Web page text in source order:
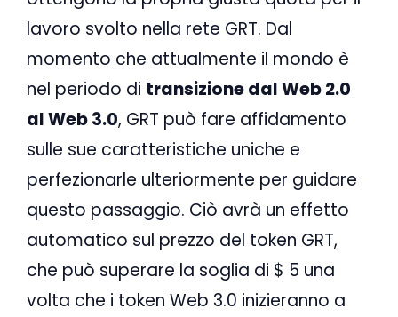
lavoro svolto nella rete GRT. Dal
momento che attualmente il mondo è
nel periodo di transizione dal Web 2.0
al Web 3.0, GRT può fare affidamento
sulle sue caratteristiche uniche e
perfezionarle ulteriormente per guidare
questo passaggio. Ciò avrà un effetto
automatico sul prezzo del token GRT,
che può superare la soglia di $ 5 una
volta che i token Web 3.0 inizieranno a